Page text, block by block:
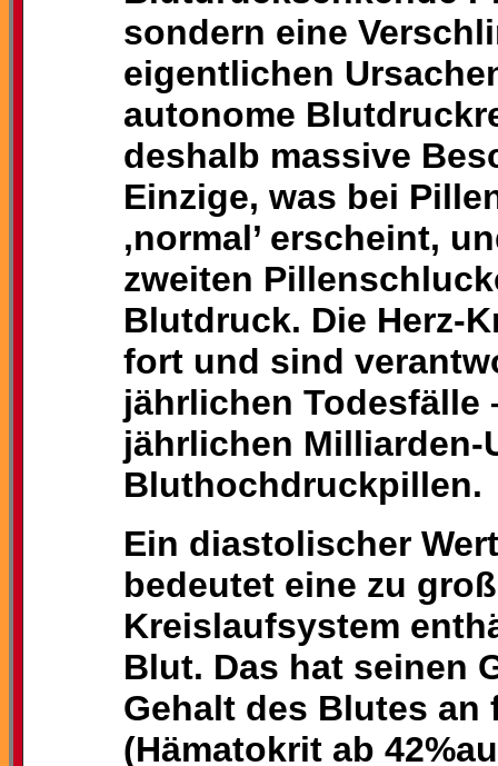
sondern eine
eigentlichen
autonome
deshalb massive
Einzige, was bei
‚normal’ erscheint,
zweiten
Blutdruck. Die Herz-
fort und sind
jährlichen Todesfälle
jährlichen Milliarden-
Bluthochdruckpillen.
Ein diastolischer
bedeutet eine zu
Kreislaufsystem
Blut. Das hat seinen
Gehalt des Blutes an
(Hämatokrit ab